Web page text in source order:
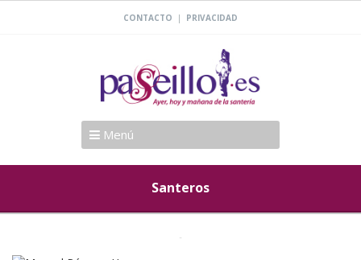
CONTACTO | PRIVACIDAD
Menú
Santeros